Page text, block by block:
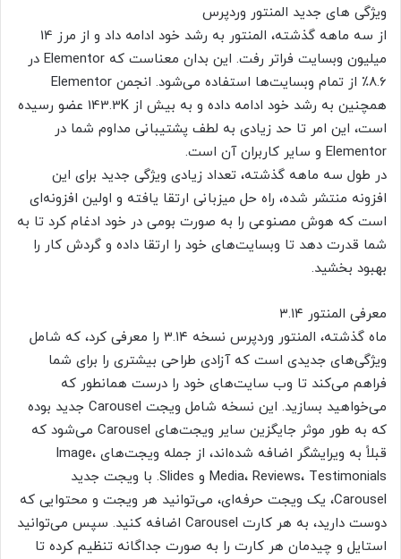
ویژگی های جدید المنتور وردپرس
از سه ماهه گذشته، المنتور به رشد خود ادامه داد و از مرز 14
میلیون وبسایت فراتر رفت. این بدان معناست که Elementor در
8.6٪ از تمام وبسایت‌ها استفاده می‌شود. انجمن Elementor
همچنین به رشد خود ادامه داده و به بیش از 143.3K عضو رسیده
است، این امر تا حد زیادی به لطف پشتیبانی مداوم شما در
Elementor و سایر کاربران آن است.
در طول سه ماهه گذشته، تعداد زیادی ویژگی جدید برای این
افزونه منتشر شده، راه حل میزبانی ارتقا یافته و اولین افزونه‌ای
است که هوش مصنوعی را به صورت بومی در خود ادغام کرد تا به
شما قدرت دهد تا وبسایت‌های خود را ارتقا داده و گردش کار را
بهبود بخشید.
معرفی المنتور ۳.۱۴
ماه گذشته، المنتور وردپرس نسخه ۳.۱۴ را معرفی کرد، که شامل
ویژگی‌های جدیدی است که آزادی طراحی بیشتری را برای شما
فراهم می‌کند تا وب سایت‌های خود را درست همانطور که
می‌خواهید بسازید. این نسخه شامل ویجت Carousel جدید بوده
که به طور موثر جایگزین سایر ویجت‌های Carousel می‌شود که
قبلاً به ویرایشگر اضافه شده‌اند، از جمله ویجت‌های Image،
Media، Reviews، Testimonials و Slides. با ویجت جدید
Carousel، یک ویجت حرفه‌ای، می‌توانید هر ویجت و محتوایی که
دوست دارید، به هر کارت Carousel اضافه کنید. سپس می‌توانید
استایل و چیدمان هر کارت را به صورت جداگانه تنظیم کرده تا